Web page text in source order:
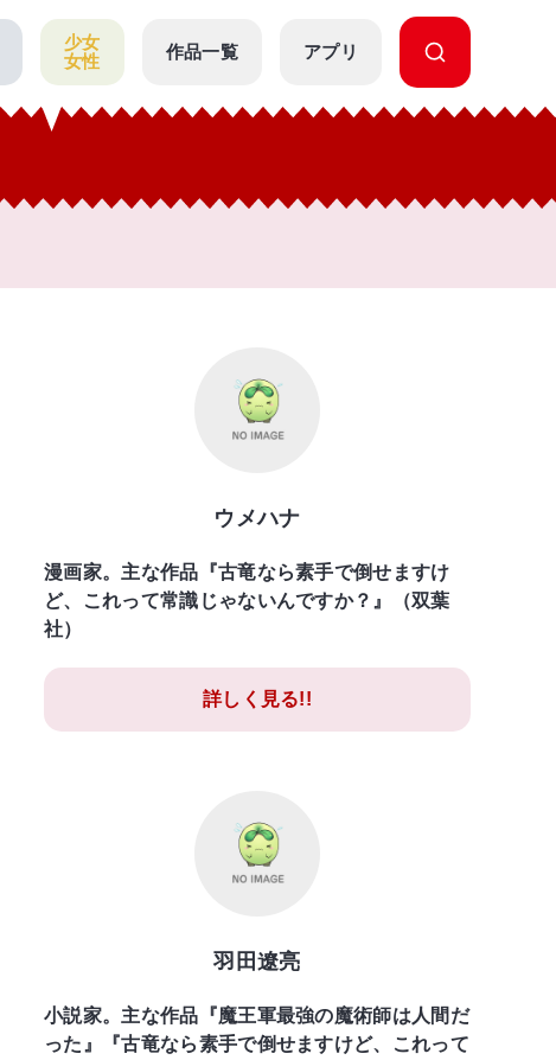
少女
女性
作品一覧 アプリ
ウメハナ
漫画家。主な作品『古竜なら素手で倒せますけ
ど、これって常識じゃないんですか？』（双葉
社）
詳しく見る!!
羽田遼亮
小説家。主な作品『魔王軍最強の魔術師は人間だ
った』『古竜なら素手で倒せますけど、これって